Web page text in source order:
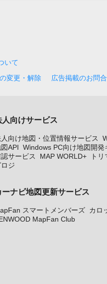
いて
変更・解除 広告掲載のお問
人向けサービス
向け地図・位置情報サービス
API Windows PC向け地図開発
サービス
MAP WORLD+ ト
ジ
ーナビ地図更新サービス
スマートメンバーズ カロ
MapFan Club